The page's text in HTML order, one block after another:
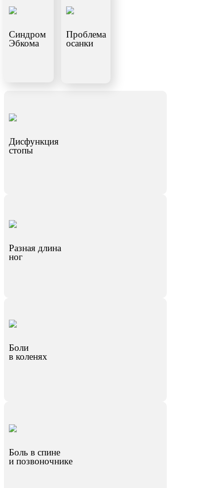
Синдром
Эбкома
Проблема
осанки
Дисфункция
стопы
Разная длина
ног
Боли
в коленях
Боль в спине
и позвоночнике